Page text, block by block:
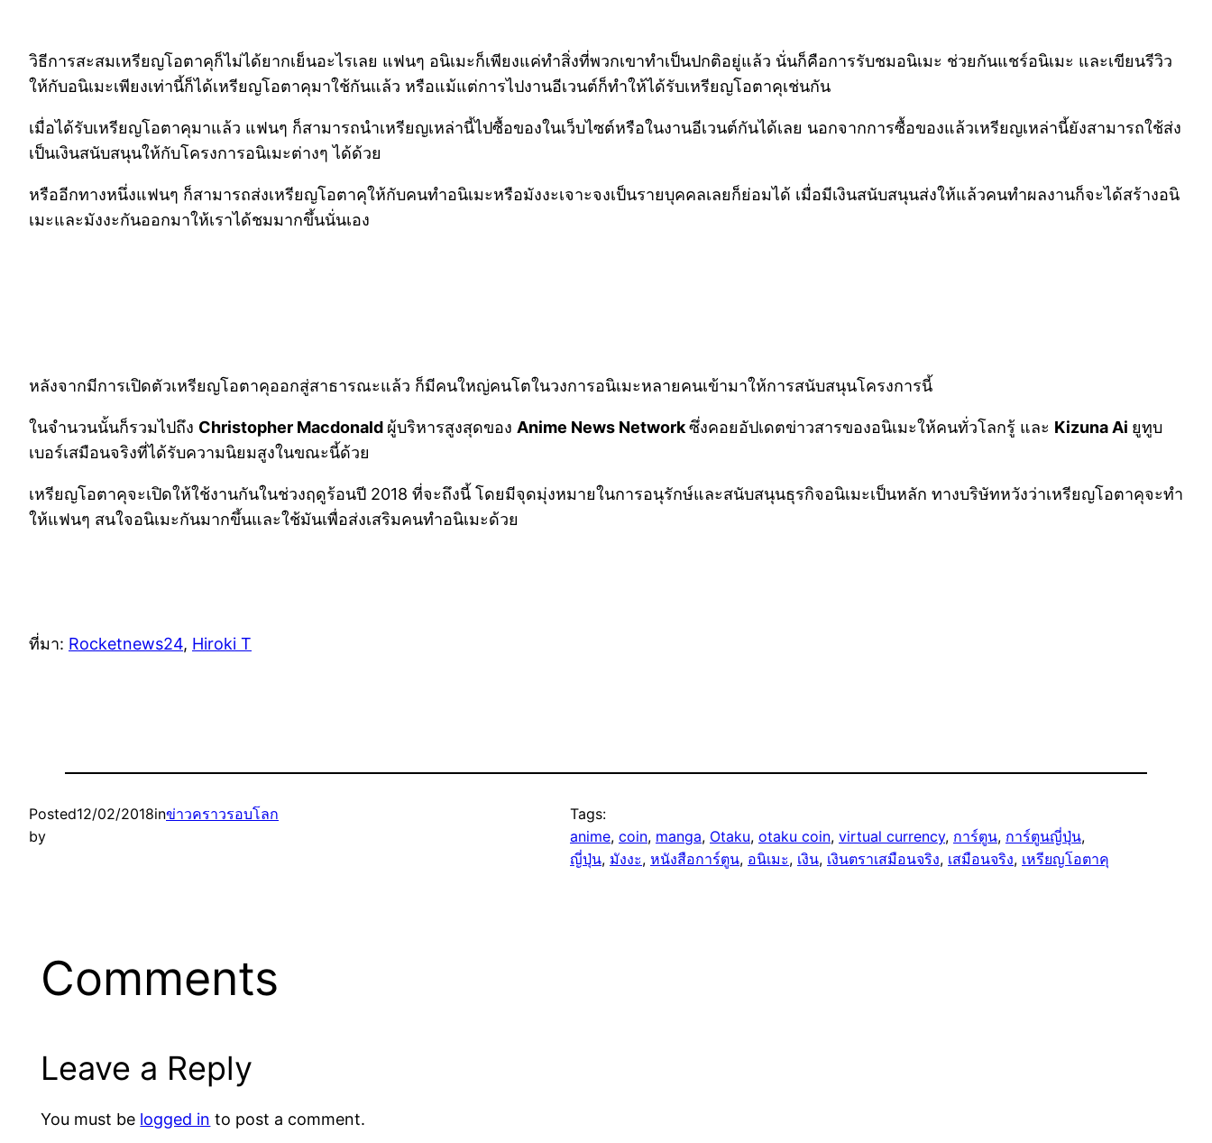
วิธีการสะสมเหรียญโอตาคุก็ไม่ได้ยากเย็นอะไรเลย แฟนๆ อนิเมะก็เพียงแค่ทำสิ่งที่พวกเขาทำเป็นปกติอยู่แล้ว นั่นก็คือการรับชมอนิเมะ ช่วยกันแชร์อนิเมะ และเขียนรีวิว
ให้กับอนิเมะเพียงเท่านี้ก็ได้เหรียญโอตาคุมาใช้กันแล้ว หรือแม้แต่การไปงานอีเวนต์ก็ทำให้ได้รับเหรียญโอตาคุเช่นกัน
เมื่อได้รับเหรียญโอตาคุมาแล้ว แฟนๆ ก็สามารถนำเหรียญเหล่านี้ไปซื้อของในเว็บไซต์หรือในงานอีเวนต์กันได้เลย นอกจากการซื้อของแล้วเหรียญเหล่านี้ยังสามารถใช้ส่ง
เป็นเงินสนับสนุนให้กับโครงการอนิเมะต่างๆ ได้ด้วย
หรืออีกทางหนึ่งแฟนๆ ก็สามารถส่งเหรียญโอตาคุให้กับคนทำอนิเมะหรือมังงะเจาะจงเป็นรายบุคคลเลยก็ย่อมได้ เมื่อมีเงินสนับสนุนส่งให้แล้วคนทำผลงานก็จะได้สร้างอนิ
เมะและมังงะกันออกมาให้เราได้ชมมากขึ้นนั่นเอง
หลังจากมีการเปิดตัวเหรียญโอตาคุออกสู่สาธารณะแล้ว ก็มีคนใหญ่คนโตในวงการอนิเมะหลายคนเข้ามาให้การสนับสนุนโครงการนี้
ในจำนวนนั้นก็รวมไปถึง Christopher Macdonald ผู้บริหารสูงสุดของ Anime News Networkซึ่งคอยอัปเดตข่าวสารของอนิเมะให้คนทั่วโลกรู้ และ Kizuna Ai ยูทูบ
เบอร์เสมือนจริงที่ได้รับความนิยมสูงในขณะนี้ด้วย
เหรียญโอตาคุจะเปิดให้ใช้งานกันในช่วงฤดูร้อนปี 2018 ที่จะถึงนี้ โดยมีจุดมุ่งหมายในการอนุรักษ์และสนับสนุนธุรกิจอนิเมะเป็นหลัก ทางบริษัทหวังว่าเหรียญโอตาคุจะทำ
ให้แฟนๆ สนใจอนิเมะกันมากขึ้นและใช้มันเพื่อส่งเสริมคนทำอนิเมะด้วย
ที่มา: Rocketnews24, Hiroki T
Posted12/02/2018inข่าวคราวรอบโลก
by
Tags:
anime, coin, manga, Otaku, otaku coin, virtual currency, การ์ตูน, การ์ตูนญี่ปุ่น
ญี่ปุ่น, มังงะ, หนังสือการ์ตูน, อนิเมะ, เงิน, เงินตราเสมือนจริง, เสมือนจริง, เหรียญโอตาคุ
Comments
Leave a Reply
You must be logged in to post a comment.